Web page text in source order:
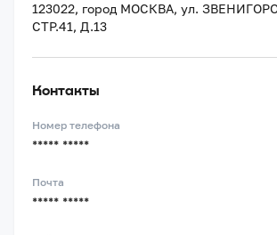
123022, город МОСКВА, ул.
СТР.41, Д.13
Контакты
Номер телефона
***** *****
Почта
***** *****